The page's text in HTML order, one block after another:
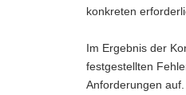
konkreten
Im Ergebnis der
festgestellten
Anforderungen